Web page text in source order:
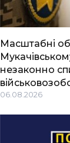
Масштабні
незаконно
06.08.2026